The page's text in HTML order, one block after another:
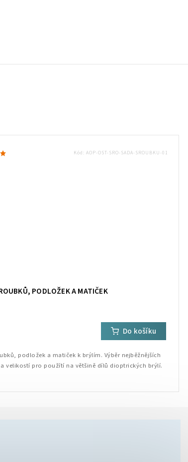
PODLOŽEK A MATIČEK
Do košíku
podložek a matiček k brýlím. Výběr nejběžnějších
Kód: AOP-OST-SRO-SADA-SROUBKU-01